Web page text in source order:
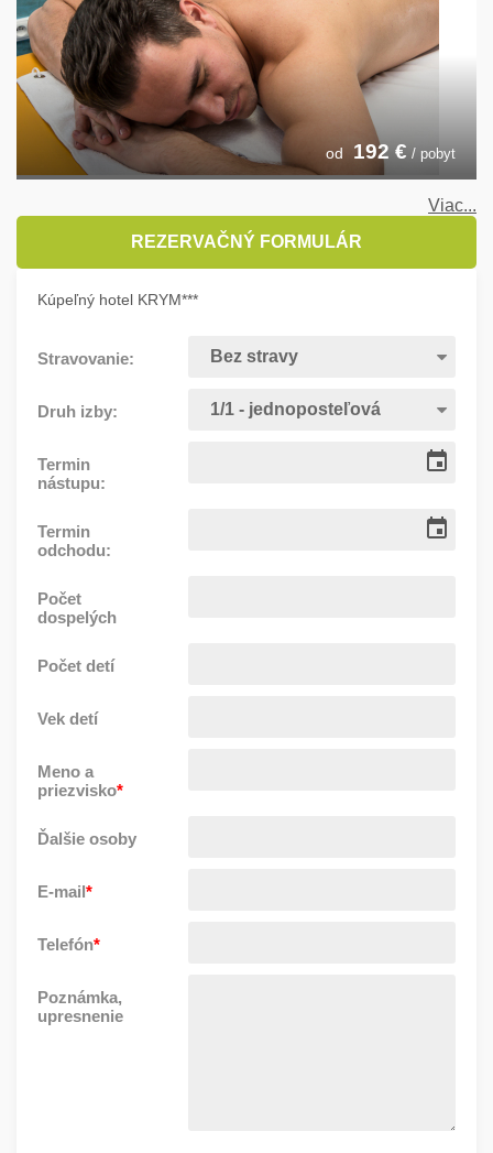
od 192 € / pobyt
Viac...
REZERVAČNÝ FORMULÁR
Kúpeľný hotel KRYM***
Stravovanie:
Druh izby:
Termin
nástupu:
Termin
odchodu:
Počet
dospelých
Počet detí
Vek detí
Meno a
priezvisko*
Ďalšie osoby
E-mail*
Telefón*
Poznámka,
upresnenie